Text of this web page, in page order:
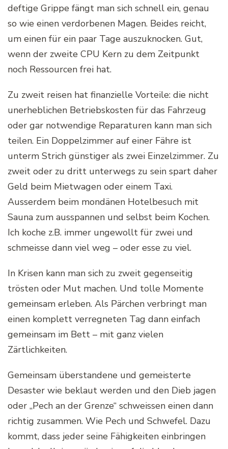
deftige Grippe fängt man sich schnell ein, genau
so wie einen verdorbenen Magen. Beides reicht,
um einen für ein paar Tage auszuknocken. Gut,
wenn der zweite CPU Kern zu dem Zeitpunkt
noch Ressourcen frei hat.
Zu zweit reisen hat finanzielle Vorteile: die nicht
unerheblichen Betriebskosten für das Fahrzeug
oder gar notwendige Reparaturen kann man sich
teilen. Ein Doppelzimmer auf einer Fähre ist
unterm Strich günstiger als zwei Einzelzimmer. Zu
zweit oder zu dritt unterwegs zu sein spart daher
Geld beim Mietwagen oder einem Taxi.
Ausserdem beim mondänen Hotelbesuch mit
Sauna zum ausspannen und selbst beim Kochen.
Ich koche z.B. immer ungewollt für zwei und
schmeisse dann viel weg – oder esse zu viel.
In Krisen kann man sich zu zweit gegenseitig
trösten oder Mut machen. Und tolle Momente
gemeinsam erleben. Als Pärchen verbringt man
einen komplett verregneten Tag dann einfach
gemeinsam im Bett – mit ganz vielen
Zärtlichkeiten.
Gemeinsam überstandene und gemeisterte
Desaster wie beklaut werden und den Dieb jagen
oder „Pech an der Grenze“ schweissen einen dann
richtig zusammen. Wie Pech und Schwefel. Dazu
kommt, dass jeder seine Fähigkeiten einbringen